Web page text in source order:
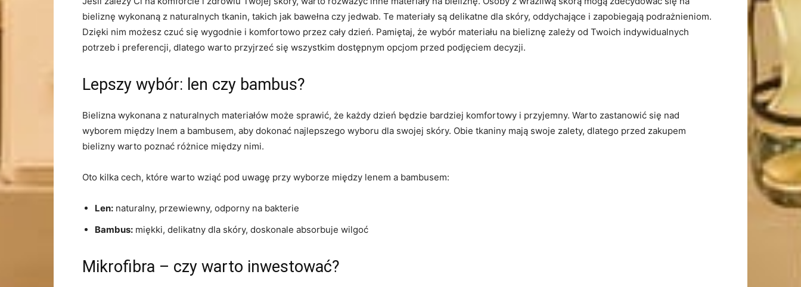
bieliznę wykonaną ⁣z naturalnych tkanin, takich jak bawełna czy jedwab. ‌Te materiały są delikatne dla skóry, oddychające i zapobiegają podrażnieniom.
Dzięki nim możesz⁤ czuć się wygodnie i komfortowo przez cały dzień. Pamiętaj, że‌ wybór materiału na bieliznę⁢ zależy od ​Twoich indywidualnych
potrzeb i ‍preferencji, dlatego warto przyjrzeć się wszystkim dostępnym opcjom przed podjęciem decyzji.
Lepszy wybór:‍ len czy bambus?
Bielizna ⁣wykonana z naturalnych materiałów może sprawić, że każdy dzień będzie bardziej komfortowy i przyjemny. Warto ⁢zastanowić się nad
wyborem między lnem a bambusem, aby dokonać najlepszego​ wyboru dla swojej skóry. Obie⁤ tkaniny mają swoje zalety, dlatego przed zakupem
bielizny warto poznać różnice między nimi.
Oto kilka cech, które warto wziąć pod uwagę przy wyborze między​ lenem a bambusem:
Len: naturalny, przewiewny, odporny na bakterie
Bambus: miękki, delikatny dla skóry, doskonale absorbuje wilgoć
Mikrofibra – czy warto ​inwestować?